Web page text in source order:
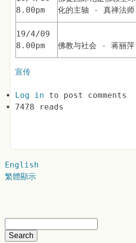
8.00pm
化的主轴 - 真禅法师
19/4/09
8.00pm
佛教与社会 - 蒋丽萍
宣传
Log in to post comments
7478 reads
English
繁體顯示